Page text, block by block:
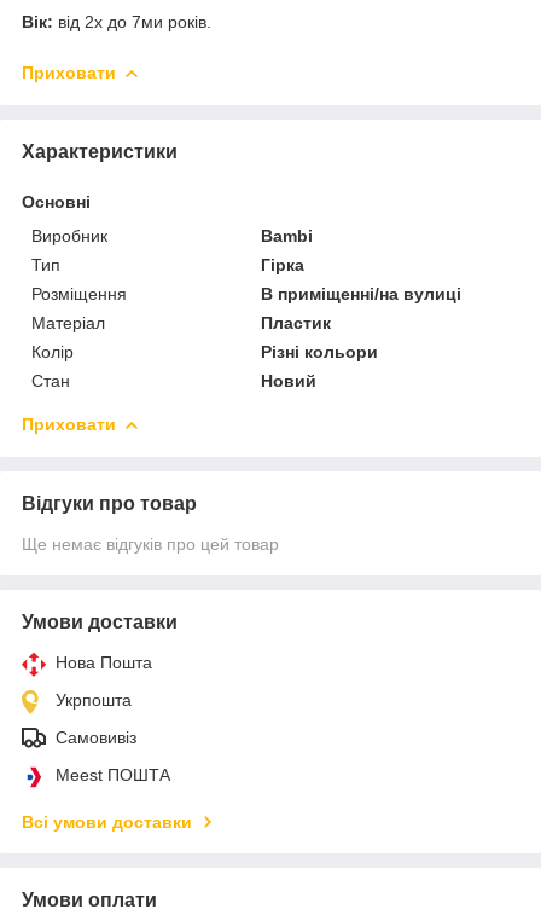
Вік: від 2х до 7ми років.
Приховати
Характеристики
Основні
Виробник
Bambi
Тип
Гірка
Розміщення
В приміщенні/на вулиці
Матеріал
Пластик
Колір
Різні кольори
Стан
Новий
Приховати
Відгуки про товар
Ще немає відгуків про цей товар
Умови доставки
Нова Пошта
Укрпошта
Самовивіз
Meest ПОШТА
Всі умови доставки
Умови оплати